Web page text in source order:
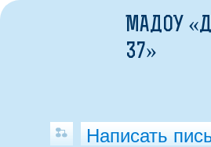
МАДОУ
37»
Написать